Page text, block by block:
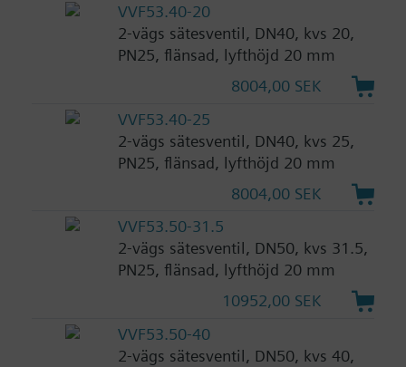
VVF53.40-20
2-vägs sätesventil, DN40, kvs 20,
PN25, flänsad, lyfthöjd 20 mm
8004,00 SEK
VVF53.40-25
2-vägs sätesventil, DN40, kvs 25,
PN25, flänsad, lyfthöjd 20 mm
8004,00 SEK
VVF53.50-31.5
2-vägs sätesventil, DN50, kvs 31.5,
PN25, flänsad, lyfthöjd 20 mm
10952,00 SEK
VVF53.50-40
2-vägs sätesventil, DN50, kvs 40,